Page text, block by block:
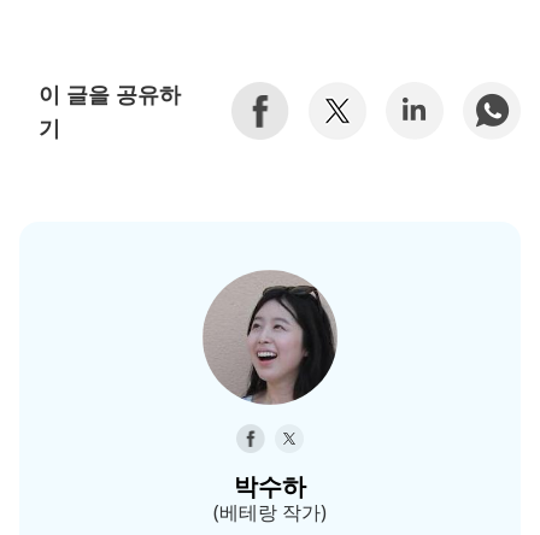
이 글을 공유하
기
박수하
(베테랑 작가)